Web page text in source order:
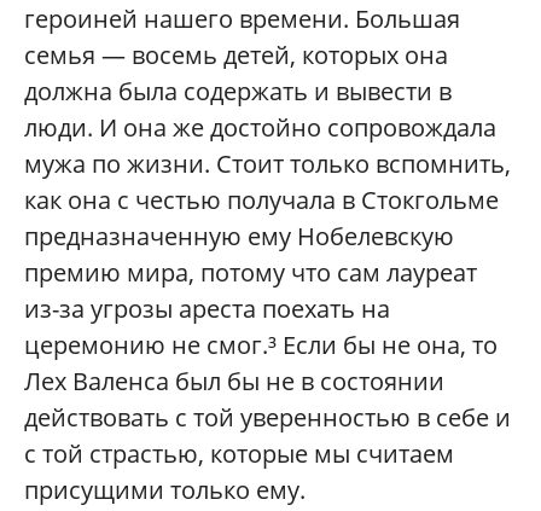
героиней нашего времени. Большая
семья — восемь детей, которых она
должна была содержать и вывести в
люди. И она же достойно сопровождала
мужа по жизни. Стоит только вспомнить,
как она с честью получала в Стокгольме
предназначенную ему Нобелевскую
премию мира, потому что сам лауреат
из-за угрозы ареста поехать на
церемонию не смог.³ Если бы не она, то
Лех Валенса был бы не в состоянии
действовать с той уверенностью в себе и
с той страстью, которые мы считаем
присущими только ему.